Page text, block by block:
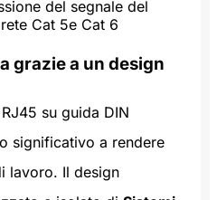
grazie a un design
su guida DIN
significativo a rendere
lavoro. Il design